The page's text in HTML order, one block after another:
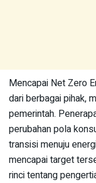
Mencapai Net Zero
dari berbagai pihak,
pemerintah.
perubahan pola
transisi menuju
mencapai target
rinci tentang